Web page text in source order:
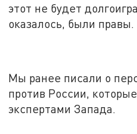
этот не будет
оказалось, были правы.
Мы ранее писали о
против России, которые
экспертами Запада.